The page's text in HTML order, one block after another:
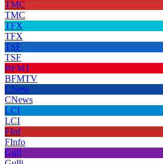
TMC
TMC
TFX
TFX
TSF
TSF
BFMT
BFMTV
CNew
CNews
LCI
LCI
FInf
FInfo
Gull